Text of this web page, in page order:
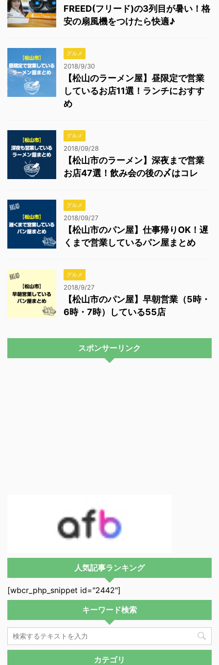
FREED(フリード)の3列目が暑い！格
安の扇風機をつけたら快適♪
グルメ
2018/9/30
【松山のラーメン屋】昼限定で営業
しているお店11選！ランチにおすす
め
グルメ
2018/09/28
【松山市のラーメン】深夜まで営業
お店47選！飲み会の後の〆はコレ
グルメ
2018/09/27
【松山市のパン屋】仕事帰りOK！遅
くまで営業しているパン屋まとめ
グルメ
2018/9/27
【松山市のパン屋】早朝営業（5時・
6時・7時）している55店
スポンサーリンク
人気記事ランキング
[wbcr_php_snippet id="2442"]
キーワード検索
カテゴリ